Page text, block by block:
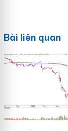
Bài liên quan